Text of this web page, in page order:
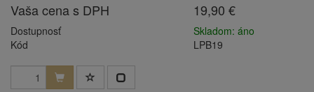
Vaša cena s DPH
19,90 €
Dostupnosť
Skladom: áno
Kód
LPB19